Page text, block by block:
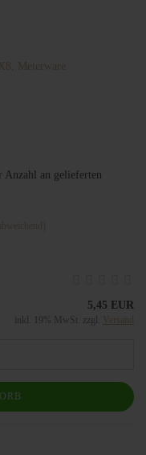
Anzahl an gelieferten
5,45 EUR
inkl. 19% MwSt. zzgl. Versand